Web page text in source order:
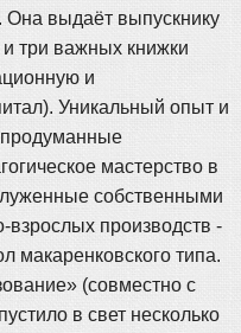
Она выдаёт выпускнику
и три важных книжки
и
Уникальный опыт и
продуманные
мастерство в
собственными
взрослых производств -
макаренковского типа.
(совместно с
в свет несколько